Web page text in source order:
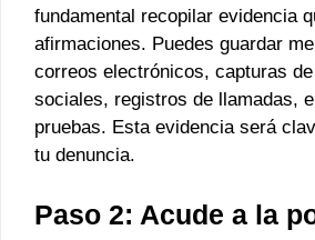
fundamental recopilar evidencia
afirmaciones. Puedes guardar
correos electrónicos, capturas
sociales, registros de llamadas,
pruebas. Esta evidencia será
tu denuncia.
Paso 2: Acude a la